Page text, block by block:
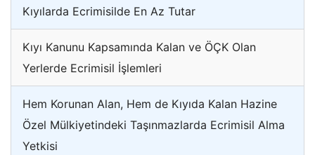
Kıyılarda Ecrimisilde En Az Tutar
Kıyı Kanunu Kapsamında Kalan ve ÖÇK Olan
Yerlerde Ecrimisil İşlemleri
Hem Korunan Alan, Hem de Kıyıda Kalan Hazine
Özel Mülkiyetindeki Taşınmazlarda Ecrimisil Alma
Yetkisi